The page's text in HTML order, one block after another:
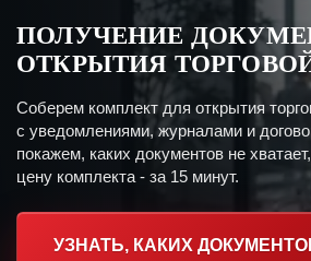
ПОЛУЧЕНИЕ
ОТКРЫТИЯ
Соберем комплект для открытия
с уведомлениями, журналами и
покажем, каких документов не
цену комплекта - за 15 минут.
УЗНАТЬ, КАКИХ